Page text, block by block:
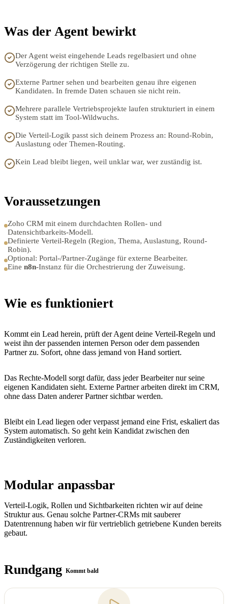
Was der Agent bewirkt
Der Agent weist eingehende Leads regelbasiert und ohne
Verzögerung der richtigen Stelle zu.
Externe Partner sehen und bearbeiten genau ihre eigenen
Kandidaten. In fremde Daten schauen sie nicht rein.
Mehrere parallele Vertriebsprojekte laufen strukturiert in einem
System statt im Tool-Wildwuchs.
Die Verteil-Logik passt sich deinem Prozess an: Round-Robin,
Auslastung oder Themen-Routing.
Kein Lead bleibt liegen, weil unklar war, wer zuständig ist.
Voraussetzungen
Zoho CRM mit einem durchdachten Rollen- und
Datensichtbarkeits-Modell.
Definierte Verteil-Regeln (Region, Thema, Auslastung, Round-
Robin).
Optional: Portal-/Partner-Zugänge für externe Bearbeiter.
Eine n8n-Instanz für die Orchestrierung der Zuweisung.
Wie es funktioniert
Kommt ein Lead herein, prüft der Agent deine Verteil-Regeln und
weist ihn der passenden internen Person oder dem passenden
Partner zu. Sofort, ohne dass jemand von Hand sortiert.
Das Rechte-Modell sorgt dafür, dass jeder Bearbeiter nur seine
eigenen Kandidaten sieht. Externe Partner arbeiten direkt im CRM,
ohne dass Daten anderer Partner sichtbar werden.
Bleibt ein Lead liegen oder verpasst jemand eine Frist, eskaliert das
System automatisch. So geht kein Kandidat zwischen den
Zuständigkeiten verloren.
Modular anpassbar
Verteil-Logik, Rollen und Sichtbarkeiten richten wir auf deine
Struktur aus. Genau solche Partner-CRMs mit sauberer
Datentrennung haben wir für vertrieblich getriebene Kunden bereits
gebaut.
Rundgang Kommt bald